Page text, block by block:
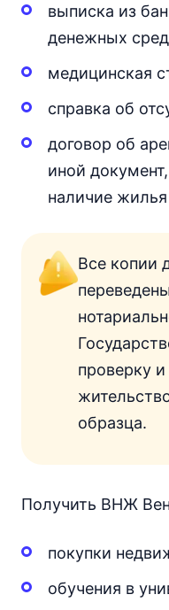
выписка из
денежных
медицинская
справка об
договор об
иной
наличие жилья
Все копии
проверку
образца.
Получить ВНЖ
покупки
обучения в